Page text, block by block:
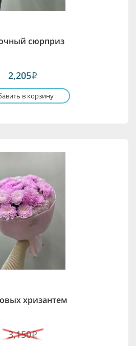
сюрприз
2,205i
в корзину
хризантем
3,150i